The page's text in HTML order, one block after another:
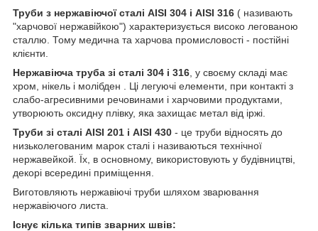
Труби з нержавіючої сталі AISI 304 і AISI 316 ( називають
"харчової нержавійкою") характеризується високо легованою
сталлю. Тому медична та харчова промисловості - постійні
клієнти.
Нержавіюча труба зі сталі 304 і 316 , у своєму складі має
хром, нікель і молібден . Ці легуючі елементи, при контакті з
слабо-агресивними речовинами і харчовими продуктами,
утворюють оксидну плівку, яка захищає метал від іржі.
Труби зі сталі AISI 201 і AISI 430 - це труби відносять до
низьколегованим марок сталі і називаються технічної
нержавейкой. Їх, в основному, використовують у будівництві,
декорі всередині приміщення.
Виготовляють нержавіючі труби шляхом зварювання
нержавіючого листа.
Існує кілька типів зварних швів: